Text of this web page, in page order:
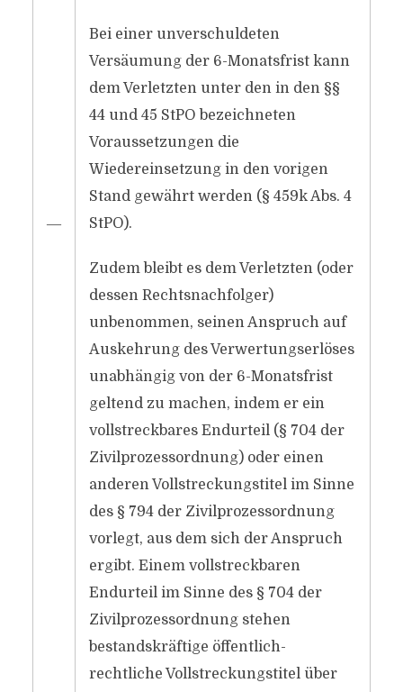
―
Bei einer unverschuldeten
Versäumung der 6-Monatsfrist kann
dem Verletzten unter den in den §§
44 und 45 StPO bezeichneten
Voraussetzungen die
Wiedereinsetzung in den vorigen
Stand gewährt werden (§ 459k Abs. 4
StPO).
Zudem bleibt es dem Verletzten (oder
dessen Rechtsnachfolger)
unbenommen, seinen Anspruch auf
Auskehrung des Verwertungserlöses
unabhängig von der 6-Monatsfrist
geltend zu machen, indem er ein
vollstreckbares Endurteil (§ 704 der
Zivilprozessordnung) oder einen
anderen Vollstreckungstitel im Sinne
des § 794 der Zivilprozessordnung
vorlegt, aus dem sich der Anspruch
ergibt. Einem vollstreckbaren
Endurteil im Sinne des § 704 der
Zivilprozessordnung stehen
bestandskräftige öffentlich-
rechtliche Vollstreckungstitel über